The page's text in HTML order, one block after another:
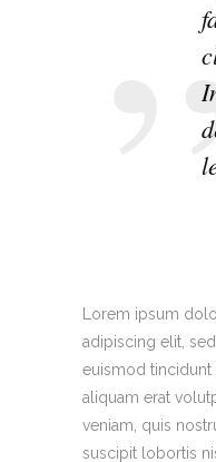
Lorem ipsum
adipiscing elit,
euismod
aliquam erat
veniam, quis
suscipit lobortis